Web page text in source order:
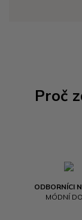
Proč
ODBORNÍCI
MÓDNÍ